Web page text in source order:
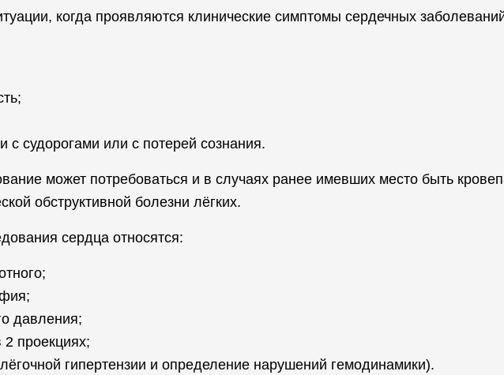
когда проявляются клинические симптомы сердечных
с судорогами или с потерей сознания.
может потребоваться и в случаях ранее имевших место быть
обструктивной болезни лёгких.
сердца относятся:
давления;
2 проекциях;
гипертензии и определение нарушений гемодинамики).